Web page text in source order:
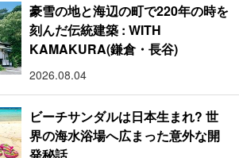
豪雪の地と海辺の町で220年の時を
刻んだ伝統建築 : WITH
KAMAKURA(鎌倉・長谷)
2026.08.04
ビーチサンダルは日本生まれ? 世
界の海水浴場へ広まった意外な開
発秘話